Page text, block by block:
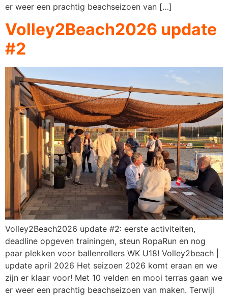
er weer een prachtig beachseizoen van […]
Volley2Beach2026 update
#2
Volley2Beach2026 update #2: eerste activiteiten,
deadline opgeven trainingen, steun RopaRun en nog
paar plekken voor ballenrollers WK U18! Volley2beach |
update april 2026 Het seizoen 2026 komt eraan en we
zijn er klaar voor! Met 10 velden en mooi terras gaan we
er weer een prachtig beachseizoen van maken. Terwijl